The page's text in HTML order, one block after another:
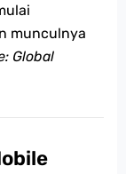
munculnya
Global